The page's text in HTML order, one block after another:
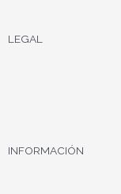
LEGAL
INFORMACIÓN